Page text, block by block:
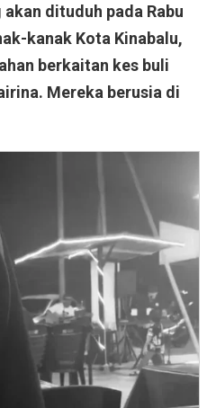
dituduh pada Rabu
kanak Kota Kinabalu,
berkaitan kes buli
Mereka berusia di